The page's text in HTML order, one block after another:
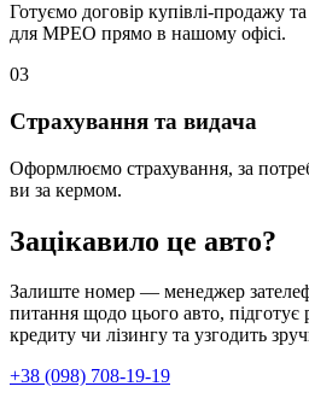
Готуємо договір купівлі-продажу
для МРЕО прямо в нашому офісі.
03
Страхування та видача
Оформлюємо страхування, за
ви за кермом.
Зацікавило це авто?
Залиште номер — менеджер
питання щодо цього авто, підготує
кредиту чи лізингу та узгодить
+38 (098) 708-19-19